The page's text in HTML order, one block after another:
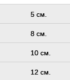
5 см.
8 см.
10 см.
12 см.